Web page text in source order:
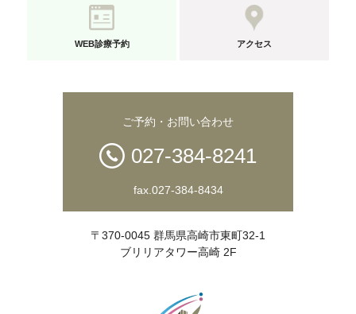
WEB診療予約 アクセス
ご予約・お問い合わせ
027-384-8241
fax.027-384-8434
〒370-0045 群馬県高崎市東町32-1
ブリリアタワー高崎 2F